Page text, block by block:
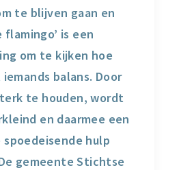
te blijven gaan en
flamingo’ is een
om te kijken hoe
balans. Door
te houden, wordt
en daarmee een
spoedeisende hulp
gemeente Stichtse